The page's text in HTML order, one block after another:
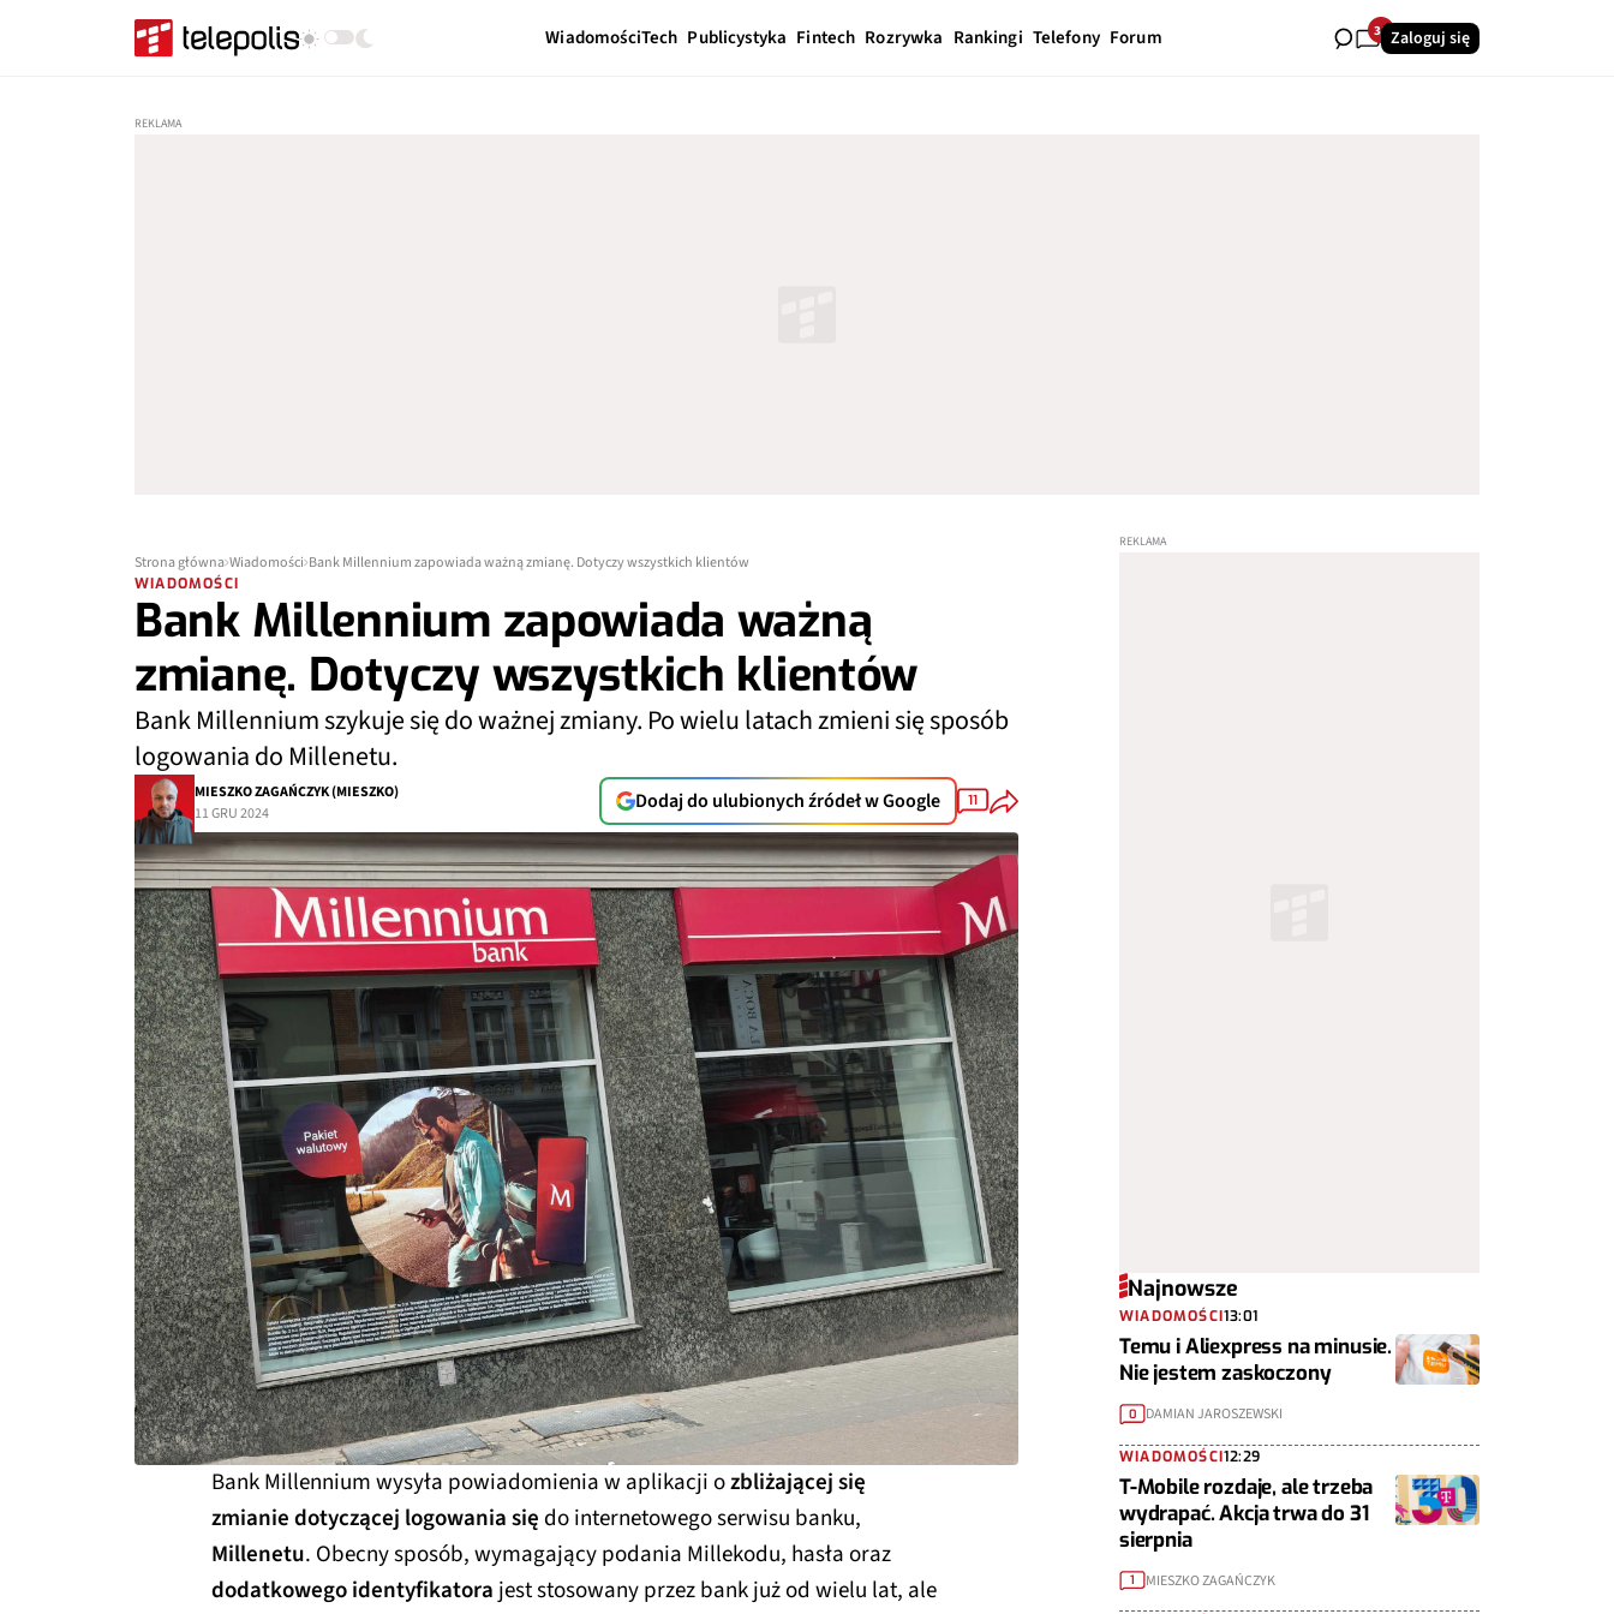
WiadomościTech Publicystyka Fintech Rozrywka Rankingi Telefony Forum 31Zaloguj się
Strona główna Wiadomości Bank Millennium zapowiada ważną zmianę. Dotyczy wszystkich klientów
WIADOMOŚCI
Bank Millennium zapowiada ważną
zmianę. Dotyczy wszystkich klientów
Bank Millennium szykuje się do ważnej zmiany. Po wielu latach zmieni się sposób
logowania do Millenetu.
MIESZKO ZAGAŃCZYK (MIESZKO)
11 GRU 2024
Dodaj do ulubionych źródeł w Google 11
Bank Millennium wysyła powiadomienia w aplikacji ozbliżającej się
zmianie dotyczącej logowania się do internetowego serwisu banku,
Millenetu. Obecny sposób, wymagający podania Millekodu, hasła oraz
dodatkowego identyfikatorajest stosowany przez bank już od wielu lat, ale
Najnowsze
WIADOMOŚCI13:01
Temu i Aliexpress na minusie.
Nie jestem zaskoczony
0 DAMIAN JAROSZEWSKI
WIADOMOŚCI12:29
T-Mobile rozdaje, ale trzeba
wydrapać. Akcja trwa do 31
sierpnia
1 MIESZKO ZAGAŃCZYK